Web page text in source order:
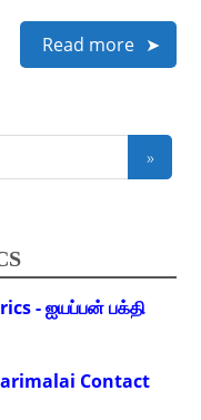
Read more
- ஐயப்பன் பக்தி
Contact